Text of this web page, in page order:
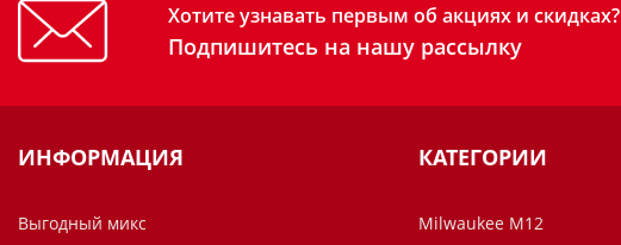
Хотите узнавать первым об акциях и скидках?
Подпишитесь на нашу рассылку
ИНФОРМАЦИЯ
Выгодный микс
КАТЕГОРИИ
Milwaukee M12